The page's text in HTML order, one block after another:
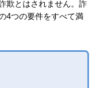
欺とはされません。詐
4つの要件をすべて満